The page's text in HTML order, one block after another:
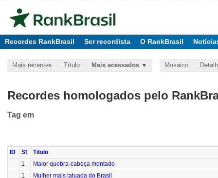
Recordes RankBrasil Ser recordista O RankBrasil
Mais recentes Título Mais acessados Mosaico
Recordes homologados pelo
Tag em
ID St
Titulo
1
Maior quebra-cabeça montado
1
Mulher mais tatuada do Brasil